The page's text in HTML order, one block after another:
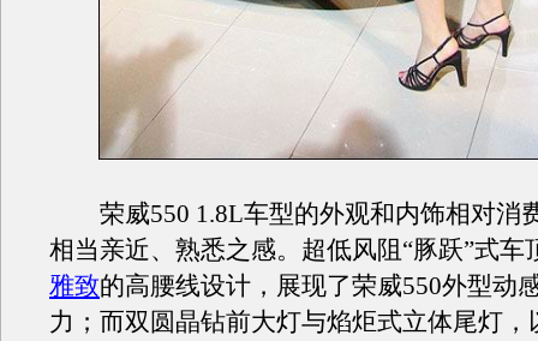
荣威550 1.8L车型的外观和内饰相对消
相当亲近、熟悉之感。超低风阻“豚跃”式车
雅致的高腰线设计，展现了荣威550外型动
力；而双圆晶钻前大灯与焰炬式立体尾灯，